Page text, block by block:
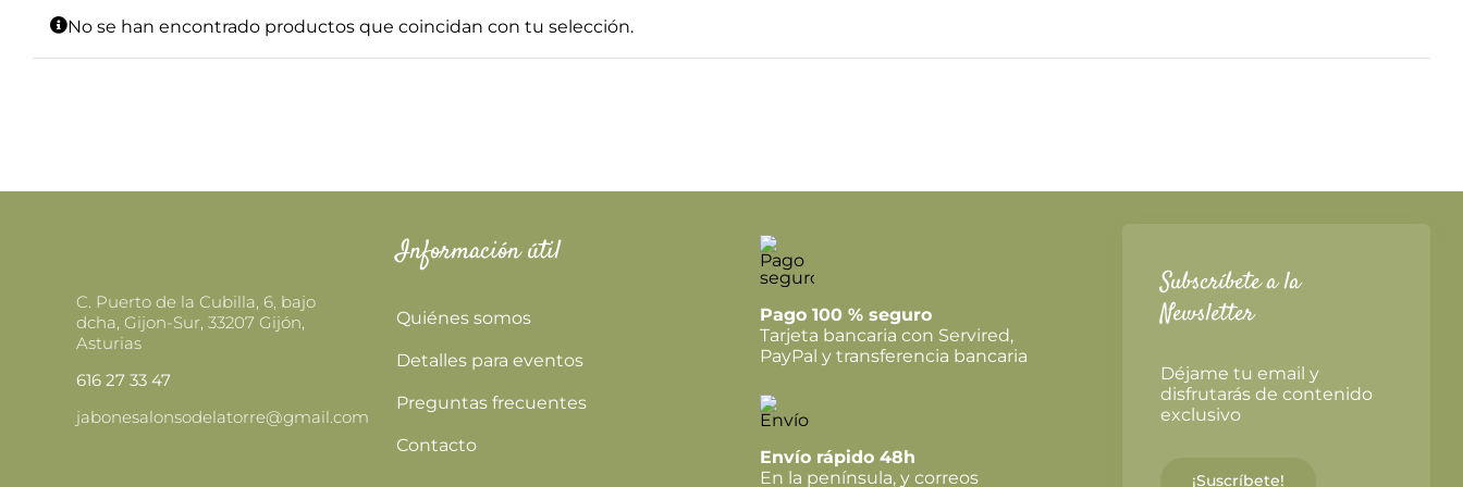
No se han encontrado productos que coincidan con tu selección.
C. Puerto de la Cubilla, 6, bajo
dcha, Gijon-Sur, 33207 Gijón,
Asturias
616 27 33 47
jabonesalonsodelatorre@gmail.com
Información útil
Quiénes somos
Detalles para eventos
Preguntas frecuentes
Contacto
Pago 100 % seguro
Tarjeta bancaria con Servired,
PayPal y transferencia bancaria
Envío rápido 48h
En la península, y correos
Subscríbete a la
Newsletter
Déjame tu email y
disfrutarás de contenido
exclusivo
¡Suscríbete!